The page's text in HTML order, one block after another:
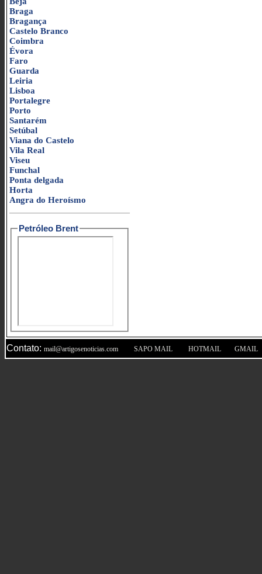
Braga
Bragança
Castelo Branco
Coimbra
Évora
Faro
Guarda
Leiria
Lisboa
Portalegre
Porto
Santarém
Setúbal
Viana do Castelo
Vila Real
Viseu
Funchal
Ponta delgada
Horta
Angra do Heroísmo
Petróleo Brent
Contato: mail@artigosenoticias.com SAPO MAIL HOTMAIL GMAIL